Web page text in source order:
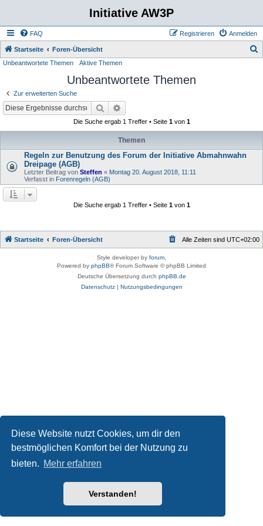
Diese Website nutzt Cookies, um dir den
bestmöglichen Komfort bei der Nutzung zu
bieten. Mehr erfahren
Verstanden!
Initiative AW3P
FAQ Anmelden
Registrieren
Startseite Foren-Übersicht
Unbeantwortete Themen Aktive Themen
Unbeantwortete Themen
Zur erweiterten Suche
Suche
Die Suche ergab 1 Treffer • Seite 1von 1
Themen
Regeln zur Benutzung des Forum der Initiative Abmahnwahn
Dreipage (AGB)
Letzter Beitrag von Steffen « Montag 20. August 2018, 11:11
Verfasst in Forenregeln (AGB)
Die Suche ergab 1 Treffer • Seite 1von 1
Startseite Foren-Übersicht Alle Zeiten sind UTC+02:00
Style developer by forum
Powered by phpBB® Forum Software © phpBB Limited
Deutsche Übersetzung durch phpBB.de
Datenschutz| Nutzungsbedingungen